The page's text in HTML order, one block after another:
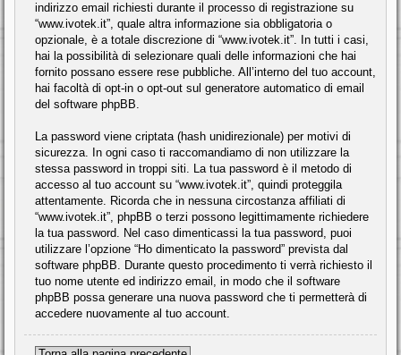
indirizzo email richiesti durante il processo di registrazione su
“www.ivotek.it”, quale altra informazione sia obbligatoria o
opzionale, è a totale discrezione di “www.ivotek.it”. In tutti i casi,
hai la possibilità di selezionare quali delle informazioni che hai
fornito possano essere rese pubbliche. All’interno del tuo account,
hai facoltà di opt-in o opt-out sul generatore automatico di email
del software phpBB.
La password viene criptata (hash unidirezionale) per motivi di
sicurezza. In ogni caso ti raccomandiamo di non utilizzare la
stessa password in troppi siti. La tua password è il metodo di
accesso al tuo account su “www.ivotek.it”, quindi proteggila
attentamente. Ricorda che in nessuna circostanza affiliati di
“www.ivotek.it”, phpBB o terzi possono legittimamente richiedere
la tua password. Nel caso dimenticassi la tua password, puoi
utilizzare l’opzione “Ho dimenticato la password” prevista dal
software phpBB. Durante questo procedimento ti verrà richiesto il
tuo nome utente ed indirizzo email, in modo che il software
phpBB possa generare una nuova password che ti permetterà di
accedere nuovamente al tuo account.